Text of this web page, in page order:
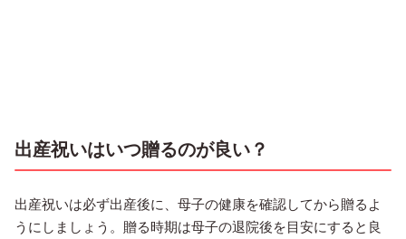
出産祝いはいつ贈るのが良い？
出産祝いは必ず出産後に、母子の健康を確認してから贈るよ
うにしましょう。贈る時期は母子の退院後を目安にすると良